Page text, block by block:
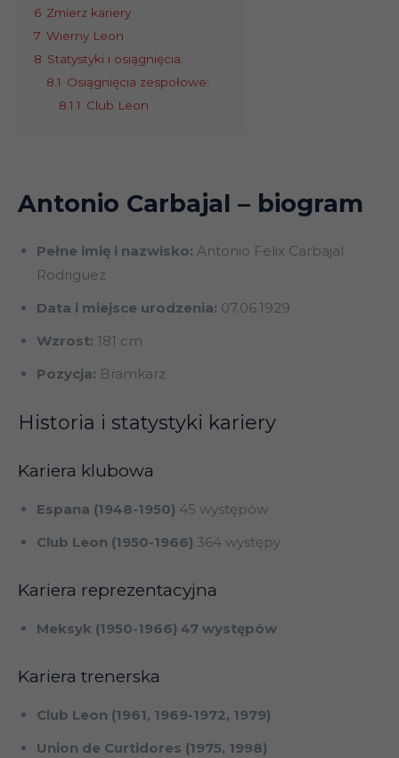
6 Zmierz kariery
7 Wierny Leon
8 Statystyki i osiągnięcia:
8.1 Osiągnięcia zespołowe:
8.1.1 Club Leon
Antonio Carbajal – biogram
Pełne imię i nazwisko: Antonio Felix Carbajal
Rodriguez
Data i miejsce urodzenia: 07.06.1929
Wzrost: 181 cm
Pozycja: Bramkarz
Historia i statystyki kariery
Kariera klubowa
Espana (1948-1950) 45 występów
Club Leon (1950-1966) 364 występy
Kariera reprezentacyjna
Meksyk (1950-1966) 47 występów
Kariera trenerska
Club Leon (1961, 1969-1972, 1979)
Union de Curtidores (1975, 1998)